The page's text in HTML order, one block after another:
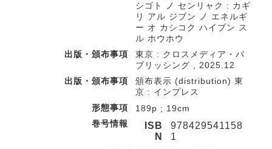
シゴト ノ センリャク : カギ
リ アル ジブン ノ エネルギ
ー オ カシコク ハイブン ス
ル ホウホウ
出版・頒布事項
東京 : クロスメディア・パ
ブリッシング , 2025.12
出版・頒布事項
頒布表示 (distribution) 東
京 : インプレス
形態事項
189p ; 19cm
巻号情報
ISB
N
978429541158
1